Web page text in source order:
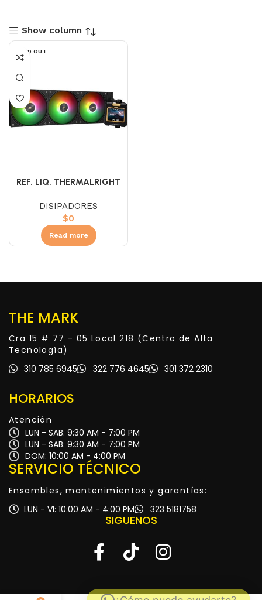
Show column
SOLD OUT
REF. LIQ. THERMALRIGHT
(PANTALLA)
DISIPADORES
$0
Read more
THE MARK
Cra 15 # 77 - 05 Local 218 (Centro de Alta
Tecnología)
310 785 6945
322 776 4645 301 372 2310
HORARIOS
Atención
LUN - SAB: 9:30 AM - 7:00 PM
LUN - SAB: 9:30 AM - 7:00 PM
DOM: 10:00 AM - 4:00 PM
SERVICIO TÉCNICO
Ensambles, mantenimientos y garantías:
LUN - VI: 10:00 AM - 4:00 PM
323 5181758
SIGUENOS